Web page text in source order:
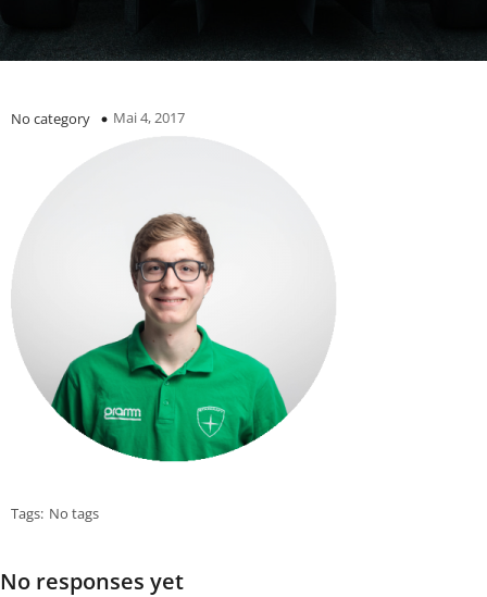
No category Mai 4, 2017
Tags: No tags
No responses yet